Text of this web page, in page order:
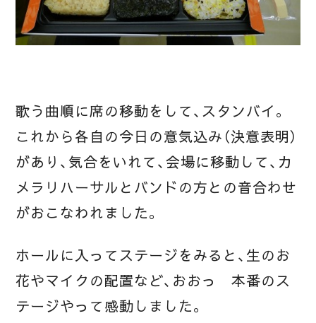
歌う曲順に席の移動をして、スタンバイ。
これから各自の今日の意気込み（決意表明）
があり、気合をいれて、会場に移動して、カ
メラリハーサルとバンドの方との音合わせ
がおこなわれました。
ホールに入ってステージをみると、生のお
花やマイクの配置など、おおっ 本番のス
テージやって感動しました。